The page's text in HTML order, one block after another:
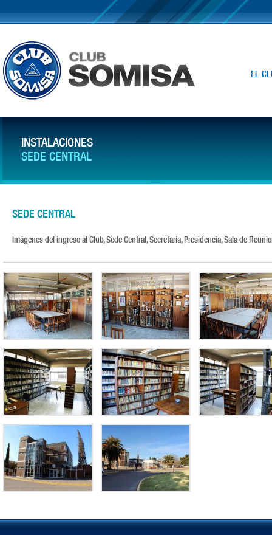
EL
INSTALACIONES
SEDE CENTRAL
SEDE CENTRAL
Imágenes del ingreso al Club, Sede Central, Secretaría, Presidencia, Sala de